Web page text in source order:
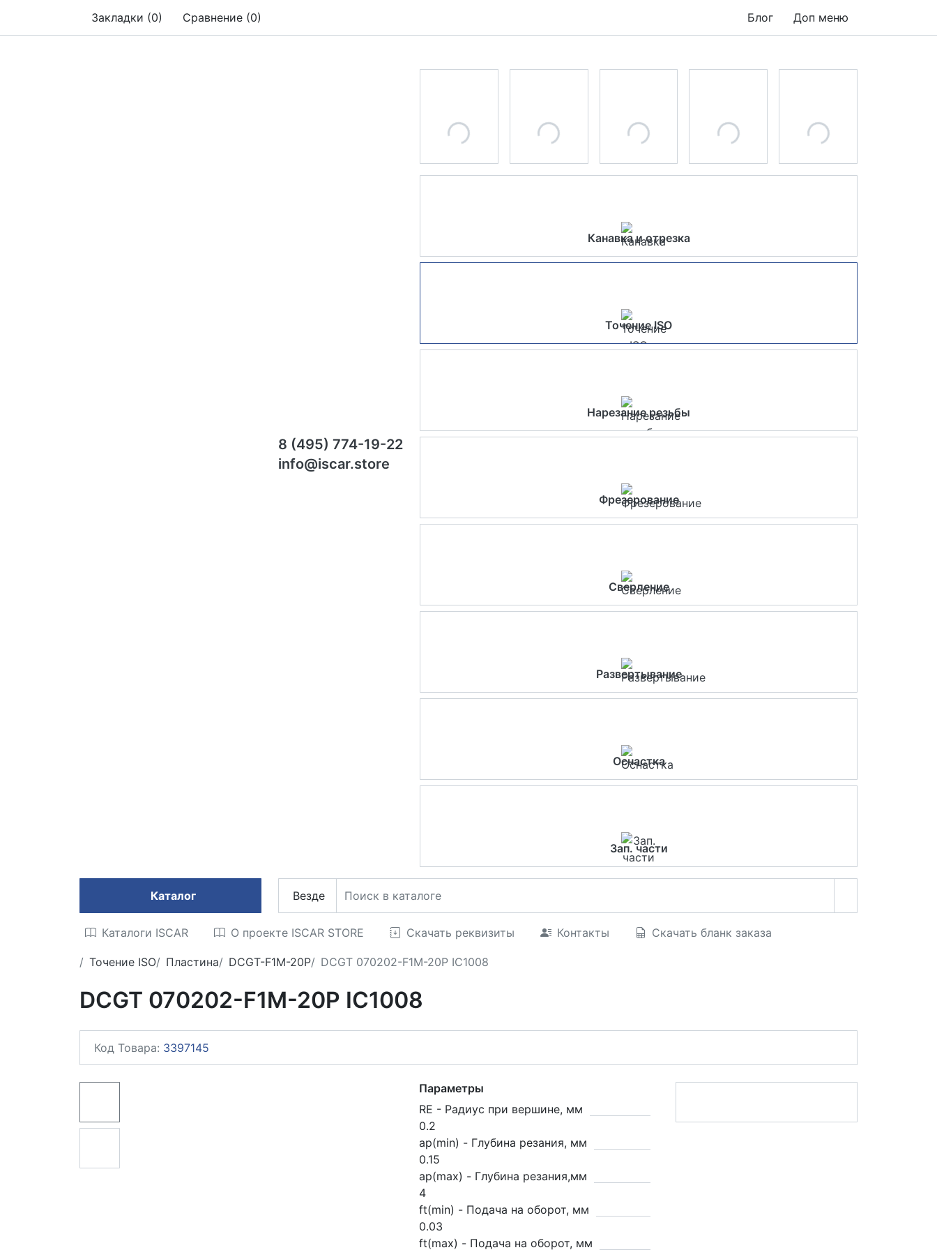
Закладки (0) Сравнение (0) Блог Доп меню
8 (495) 774-19-22
info@iscar.store
Везде
Канавка и отрезка
Точение ISO
Нарезание резьбы
Фрезерование
Сверление
Развертывание
Оснастка
Зап. части
Каталог
Каталоги ISCAR О проекте ISCAR STORE Скачать реквизиты Контакты Скачать бланк заказа
Точение ISO Пластина DCGT-F1M-20P DCGT 070202-F1M-20P IC1008
DCGT 070202-F1M-20P IC1008
Код Товара: 3397145
Параметры
RE - Радиус при вершине, мм
0.2
ap(min) - Глубина резания, мм
0.15
ap(max) - Глубина резания,мм
4
ft(min) - Подача на оборот, мм
0.03
ft(max) - Подача на оборот, мм